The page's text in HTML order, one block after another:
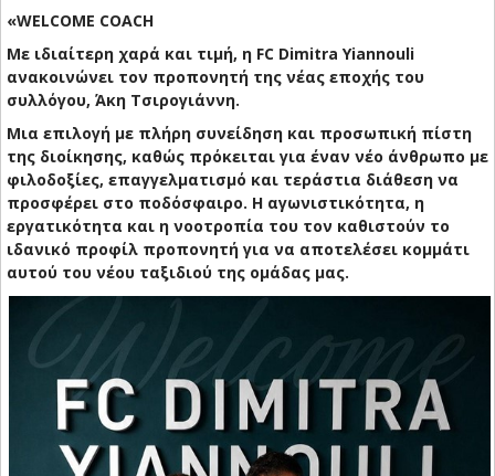
«WELCOME COACH
Με ιδιαίτερη χαρά και τιμή, η FC Dimitra Yiannouli
ανακοινώνει τον προπονητή της νέας εποχής του
συλλόγου, Άκη Τσιρογιάννη.
Μια επιλογή με πλήρη συνείδηση και προσωπική πίστη
της διοίκησης, καθώς πρόκειται για έναν νέο άνθρωπο με
φιλοδοξίες, επαγγελματισμό και τεράστια διάθεση να
προσφέρει στο ποδόσφαιρο. Η αγωνιστικότητα, η
εργατικότητα και η νοοτροπία του τον καθιστούν το
ιδανικό προφίλ προπονητή για να αποτελέσει κομμάτι
αυτού του νέου ταξιδιού της ομάδας μας.